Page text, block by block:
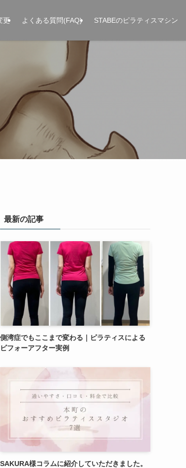
更 よくある質問(FAQ) STABEのピラティスマシン
最新の記事
側湾症でもここまで変わる｜ピラティスによる
ビフォーアフター実例
SAKURA様コラムに紹介していただきました。